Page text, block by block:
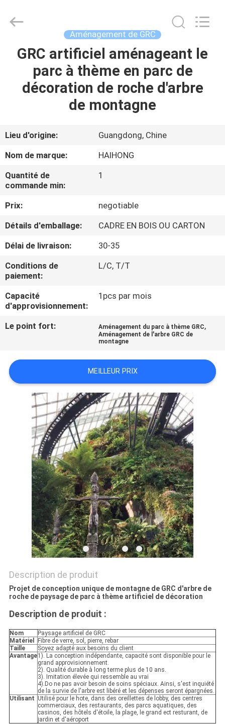
MAISON
PRODUITS
À
DE
NOUS
VISITE
DE
L'USINE
CONTRÔLE
QUALITÉ
NOUS
NOUVELLES
AFFAIRES
DEMANDEZ
DEVIS
PLAN
SITE
POLITIQUE
DE
CONFIDENTIALITÉ
Factory.
Developed
Aménagement de GRC
GRC artificiel aménageant le
parc à thème en parc de
décoration de roche d'arbre
de montagne
Lieu d'origine:
Guangdong, Chine
Nom de marque:
HAIHONG
Quantité de
commande min:
1
Prix:
negotiable
Détails d'emballage:
CADRE EN BOIS OU CARTON
Délai de livraison:
30-35
Conditions de
paiement:
L/C, T/T
Capacité
d'approvisionnement:
1pcs par mois
Le point fort: Aménagement du parc à thème GRC,
Aménagement de l'arbre GRC de
montagne
MEILLEUR PRIX
Description de produit
Projet de conception unique de montagne de GRC d'arbre de
roche de paysage de parc à thème artificiel de décoration
Description de produit :
Nom
Paysage artificiel de GRC
Matériel
Fibre de verre, sol, pierre, rebar
Taille
Soyez adapté aux besoins du client
Avantage1). La conception indépendante, capacité sont disponible pour le
grand approvisionnement.
2). Qualité durable à long terme plus de 10 ans.
3). Imitation élevée qui ressemble au vrai
4).Do ne pas avoir besoin de soins spéciaux. Ainsi, s'est inquiété
de la survie de l'arbre est libéré et les dépenses seront épargnées.
Utilisant Utilisé pour le hote, dans des oreillettes de lobby, des centres
commerciaux, des restaurants, des parcs aquatiques, des
casinos, des hôtels d'étoile, la plage, le grand ect resturant, de
jardin et d'aéroport